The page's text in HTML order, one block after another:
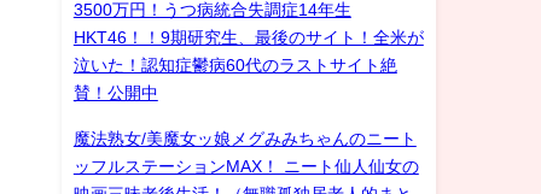
3500万円！うつ病統合失調症14年生
HKT46！！9期研究生、最後のサイト！全米が
泣いた！認知症鬱病60代のラストサイト絶
賛！公開中
魔法熟女/美魔女ッ娘メグみみちゃんのニート
ッフルステーションMAX！ ニート仙人仙女の